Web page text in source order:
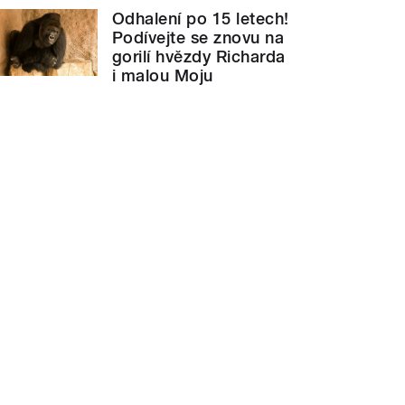
Odhalení po 15 letech!
Podívejte se znovu na
gorilí hvězdy Richarda
i malou Moju